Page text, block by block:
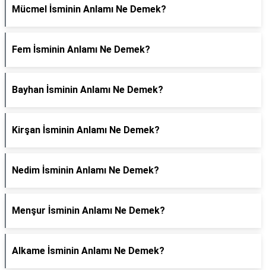
Mücmel İsminin Anlamı Ne Demek?
Fem İsminin Anlamı Ne Demek?
Bayhan İsminin Anlamı Ne Demek?
Kirşan İsminin Anlamı Ne Demek?
Nedim İsminin Anlamı Ne Demek?
Menşur İsminin Anlamı Ne Demek?
Alkame İsminin Anlamı Ne Demek?